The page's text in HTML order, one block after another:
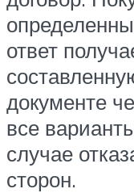
ответ
документе
все
случае
сторон.